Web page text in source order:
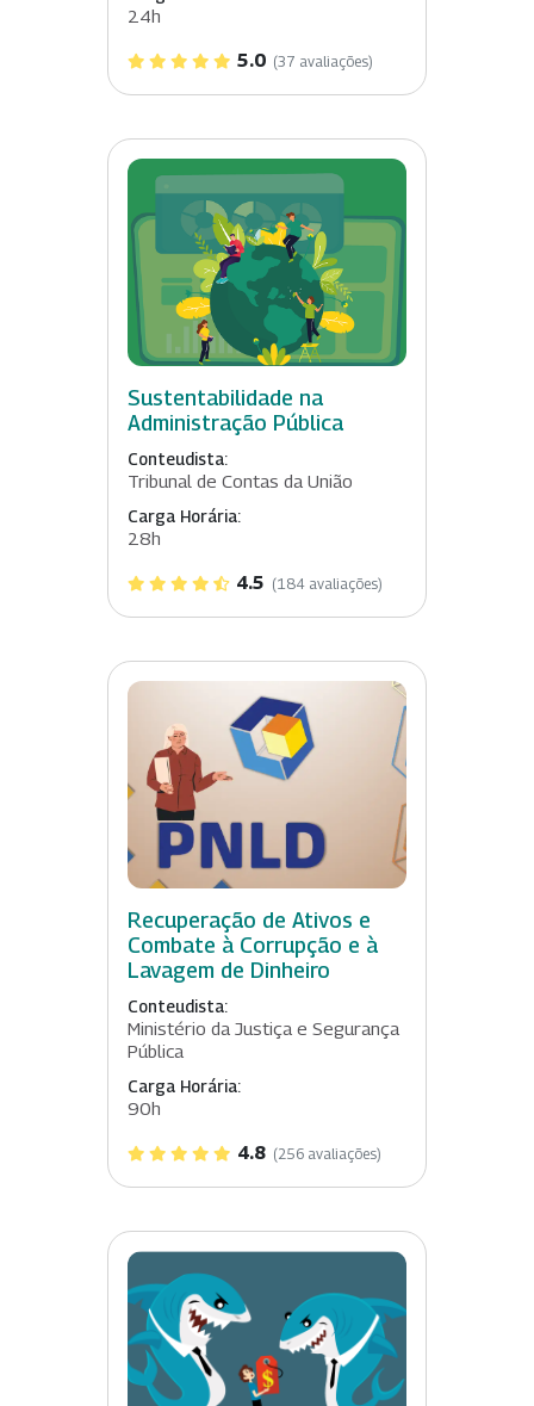
24h
5.0 (37 avaliações)
Sustentabilidade na
Administração Pública
Conteudista:
Tribunal de Contas da União
Carga Horária:
28h
4.5 (184 avaliações)
Recuperação de Ativos e
Combate à Corrupção e à
Lavagem de Dinheiro
Conteudista:
Ministério da Justiça e Segurança
Pública
Carga Horária:
90h
4.8 (256 avaliações)